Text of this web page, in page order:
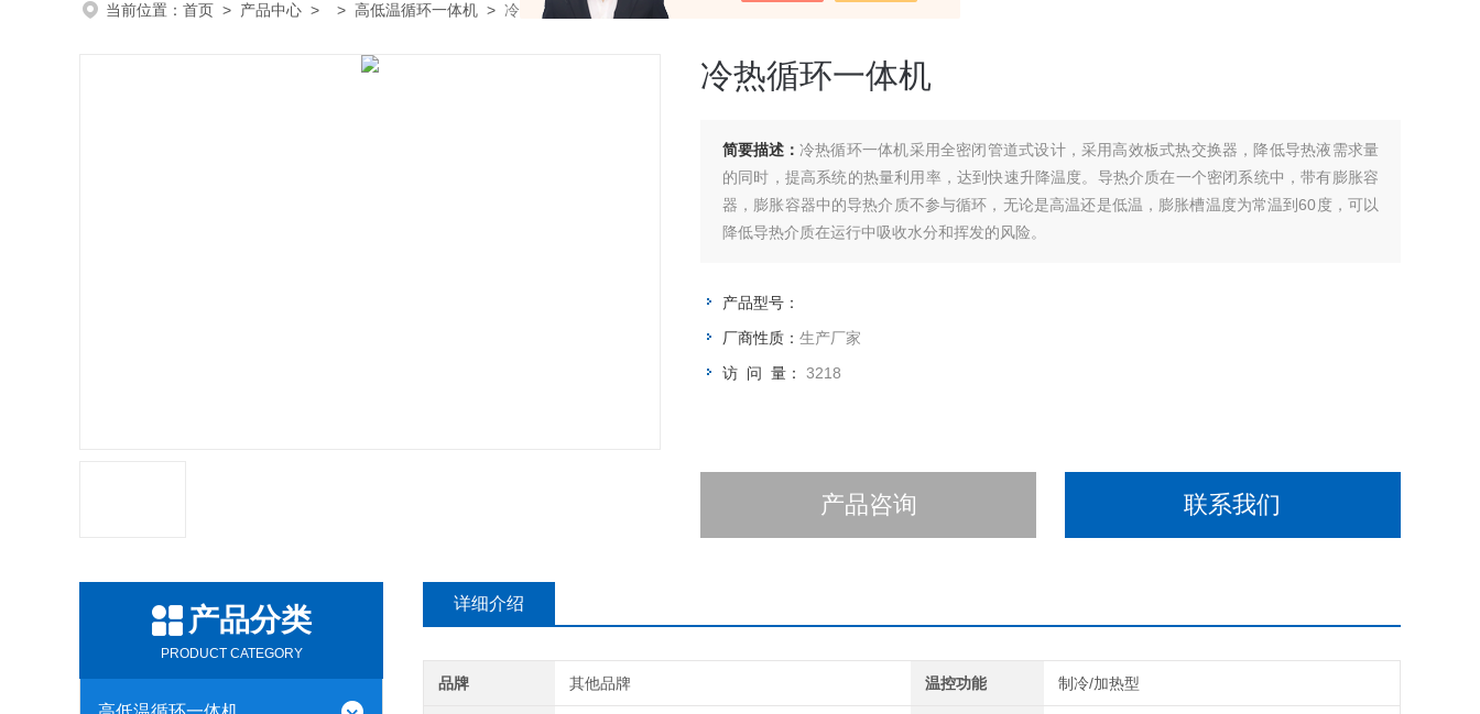
当前位置： 首页 > 产品中心 > > 高低温循环一体机 > 冷热循环一体机
冷热循环一体机
简要描述： 冷热循环一体机采用全密闭管道式设计，采用高效板式热交换器，降低导热液需求量
的同时，提高系统的热量利用率，达到快速升降温度。导热介质在一个密闭系统中，带有膨胀容
器，膨胀容器中的导热介质不参与循环，无论是高温还是低温，膨胀槽温度为常温到60度，可以
降低导热介质在运行中吸收水分和挥发的风险。
产品型号：
厂商性质： 生产厂家
访 问 量： 3218
产品咨询 联系我们
详细介绍
品牌 其他品牌 温控功能 制冷/加热型
产品分类
PRODUCT CATEGORY